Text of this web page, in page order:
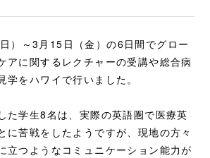
）～3月15日（金）の6日間でグロー
アに関するレクチャーの受講や総合病
学をハワイで行いました。
た学生8名は、実際の英語圏で医療英
に苦戦をしたようですが、現地の方々
立つようなコミュニケーション能力が